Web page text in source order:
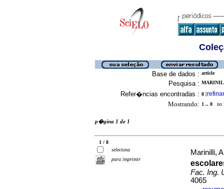
Base de dados : article
Pesquisa :
Refer�ncias encontradas : 8 [refinar
Mostrando: 1 .. 8 no
p�gina 1 de 1
1 / 8
seleciona
para imprimir
Marinilli,
Fac. Ing.
4065